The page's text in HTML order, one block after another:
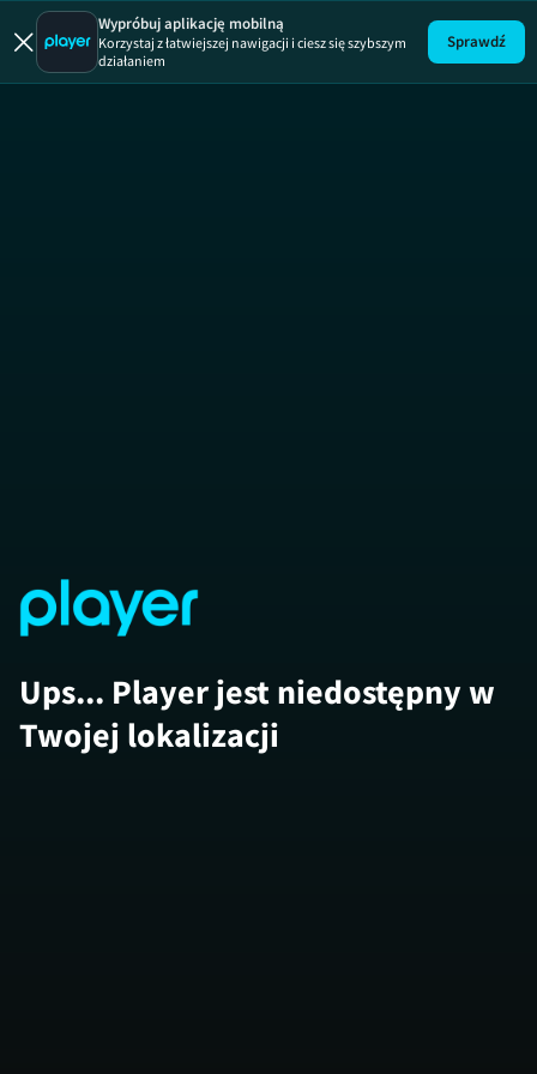
Zgłoś remont
Wypróbuj aplikację mobilną
Korzystaj z łatwiejszej nawigacji i ciesz się szybszym
działaniem
Sprawdź
Ups... Player jest niedostępny w
Twojej lokalizacji